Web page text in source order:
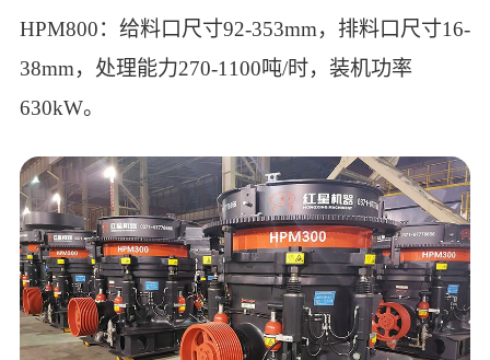
HPM800：给料口尺寸92-353mm，排料口尺寸16-
38mm，处理能力270-1100吨/时，装机功率
630kW。